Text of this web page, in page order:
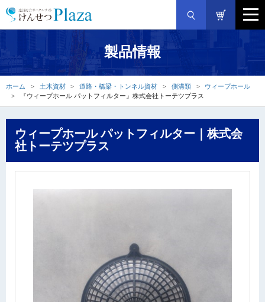
製品情報
ホーム 土木資材 道路・橋梁・トンネル資材 側溝類
ウィープホール
『ウィープホール パットフィルター』株式会社トーテツプラス
ウィープホール パットフィルター｜株式会
社トーテツプラス